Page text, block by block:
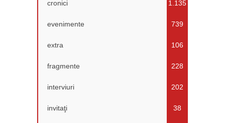
cronici 1.135
evenimente 739
extra 106
fragmente 228
interviuri 202
invitaţi 38